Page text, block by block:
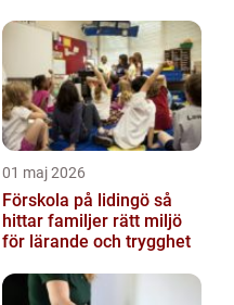
01 maj 2026
Förskola på lidingö så
hittar familjer rätt miljö
för lärande och trygghet